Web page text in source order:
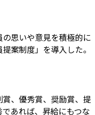
思いや意見を積極的に
案制度」を導入した。
、優秀賞、奨励賞、提
あれば、昇給にもつな